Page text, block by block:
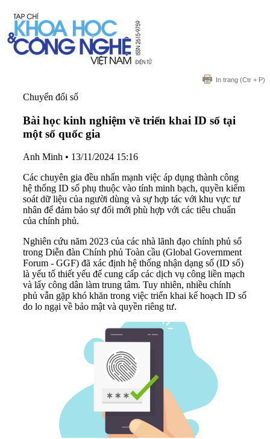
In trang (Ctr + P)
Chuyển đổi số
Bài học kinh nghiệm về triển khai ID số tại
một số quốc gia
Anh Minh • 13/11/2024 15:16
Các chuyên gia đều nhấn mạnh việc áp dụng thành công
hệ thống ID số phụ thuộc vào tính minh bạch, quyền kiểm
soát dữ liệu của người dùng và sự hợp tác với khu vực tư
nhân để đảm bảo sự đổi mới phù hợp với các tiêu chuẩn
của chính phủ.
Nghiên cứu năm 2023 của các nhà lãnh đạo chính phủ số
trong Diễn đàn Chính phủ Toàn cầu (Global Government
Forum - GGF) đã xác định hệ thống nhận dạng số (ID số)
là yếu tố thiết yếu để cung cấp các dịch vụ công liền mạch
và lấy công dân làm trung tâm. Tuy nhiên, nhiều chính
phủ vẫn gặp khó khăn trong việc triển khai kế hoạch ID số
do lo ngại về bảo mật và quyền riêng tư.